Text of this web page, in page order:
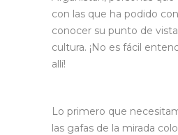
con las que ha podido
conocer su punto de
cultura. ¡No es fácil
allí!
Lo primero que
las gafas de la mirada